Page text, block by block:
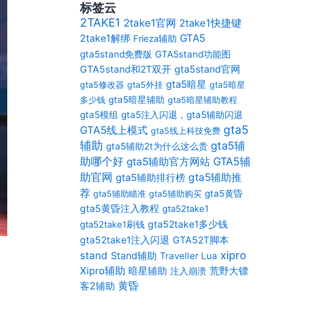
标签云
2TAKE1 2take1官网 2take1快捷键
2take1解绑 Frieza辅助 GTA5
gta5stand免费版 GTA5stand功能图
GTA5stand和2T双开 gta5stand官网
gta5修改器 gta5外挂 gta5暗星 gta5暗星
多少钱 gta5暗星辅助 gta5暗星辅助教程
gta5模组 gta5注入闪退，gta5辅助闪退
GTA5线上模式 gta5线上科技免费 gta5
辅助 gta5辅助2t为什么这么贵 gta5辅
助哪个好 gta5辅助官方网站 GTA5辅
助官网 gta5辅助排行榜 gta5辅助推
荐 gta5辅助瞄准 gta5辅助购买 gta5黄昏
gta5黄昏注入教程 gta52take1
gta52take1刷钱 gta52take1多少钱
gta52take1注入闪退 GTA52T脚本
stand Stand辅助 Traveller Lua xipro
Xipro辅助 暗星辅助 注入崩溃 荒野大镖
客2辅助 黄昏